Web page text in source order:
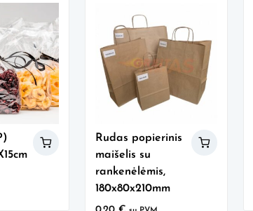
Rudas popierinis
maišelis su
rankenėlėmis,
180x80x210mm